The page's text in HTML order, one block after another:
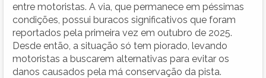
entre motoristas. A via, que permanece em péssimas
condições, possui buracos significativos que foram
reportados pela primeira vez em outubro de 2025.
Desde então, a situação só tem piorado, levando
motoristas a buscarem alternativas para evitar os
danos causados pela má conservação da pista.